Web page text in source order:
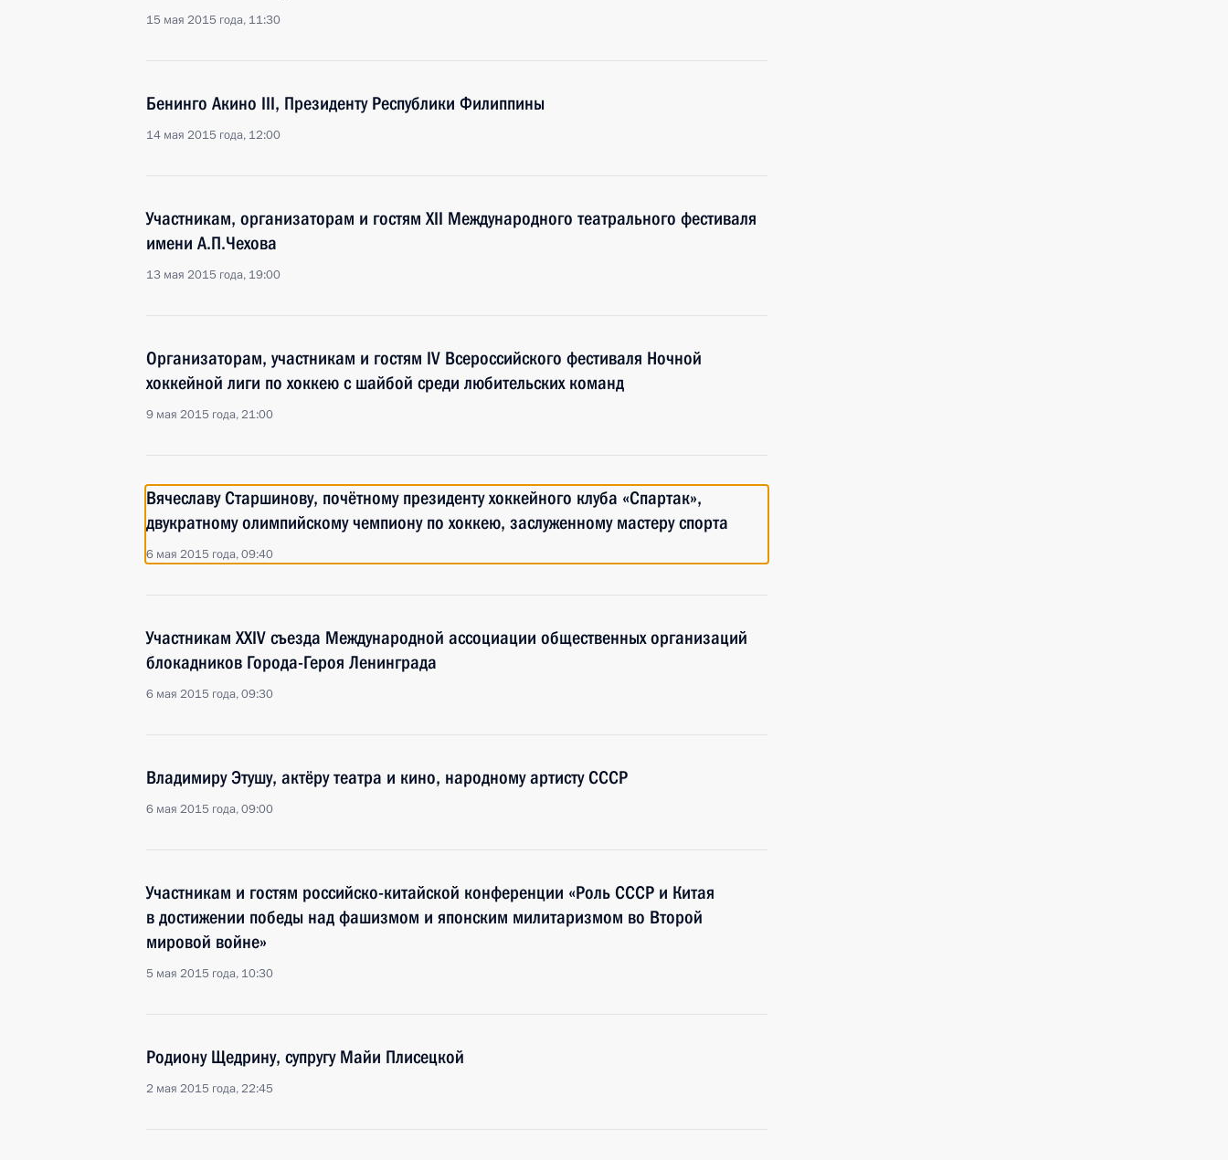
15 мая 2015 года, 11:30
Бенинго Акино III, Президенту Республики Филиппины
14 мая 2015 года, 12:00
Участникам, организаторам и гостям XII Международного театрального фестиваля
имени А.П.Чехова
13 мая 2015 года, 19:00
Организаторам, участникам и гостям IV Всероссийского фестиваля Ночной
хоккейной лиги по хоккею с шайбой среди любительских команд
9 мая 2015 года, 21:00
Вячеславу Старшинову, почётному президенту хоккейного клуба «Спартак»,
двукратному олимпийскому чемпиону по хоккею, заслуженному мастеру спорта
6 мая 2015 года, 09:40
Участникам XXIV съезда Международной ассоциации общественных организаций
блокадников Города-Героя Ленинграда
6 мая 2015 года, 09:30
Владимиру Этушу, актёру театра и кино, народному артисту СССР
6 мая 2015 года, 09:00
Участникам и гостям российско-китайской конференции «Роль СССР и Китая
в достижении победы над фашизмом и японским милитаризмом во Второй
мировой войне»
5 мая 2015 года, 10:30
Родиону Щедрину, супругу Майи Плисецкой
2 мая 2015 года, 22:45